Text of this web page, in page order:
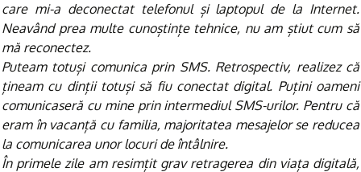
care mi-a deconectat telefonul și laptopul de la Internet.
Neavând prea multe cunoștințe tehnice, nu am știut cum să
mă reconectez.
Puteam totuși comunica prin SMS. Retrospectiv, realizez că
țineam cu dinții totuși să fiu conectat digital. Puțini oameni
comunicaseră cu mine prin intermediul SMS-urilor. Pentru că
eram în vacanță cu familia, majoritatea mesajelor se reducea
la comunicarea unor locuri de întâlnire.
În primele zile am resimțit grav retragerea din viața digitală,